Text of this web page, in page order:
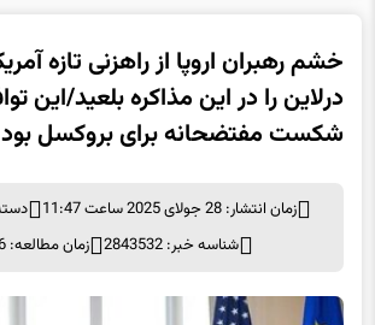
درلاین را در این مذاکره بلعید/این
شکست مفتضحانه برای بروکسل بود
شناسه خبر: 2843532
زمان مطالعه: 6 دقیقه